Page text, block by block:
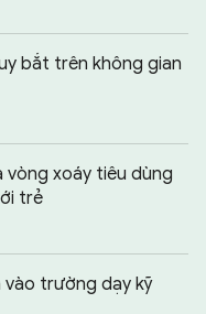
bắt trên không gian
vòng xoáy tiêu dùng
trẻ
vào trường dạy kỹ